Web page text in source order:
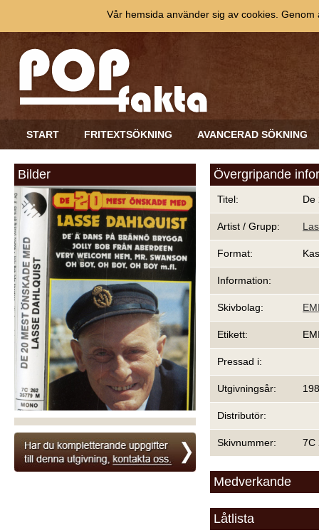
START FRITEXTSÖKNING AVANCERAD SÖKNING
Bilder Övergripande
Titel: De
Artist / Grupp:
Format:
Information:
Skivbolag:
Etikett:
Pressad i:
Utgivningsår:
Distributör:
Skivnummer: 7C
Medverkande
Låtlista
Vår hemsida använder sig av cookies.